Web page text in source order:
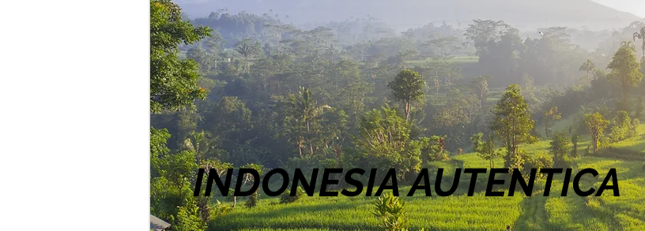
INDONESIA AUTENTICA